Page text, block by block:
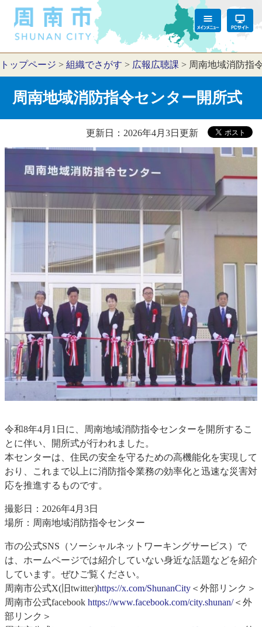
トップページ > 組織でさがす > 広報広聴課 > 周南地域消防指
周南地域消防指令センター開所式
更新日：2026年4月3日更新
令和8年4月1日に、周南地域消防指令センターを開所するこ
とに伴い、開所式が行われました。
本センターは、住民の安全を守るための高機能化を実現して
おり、これまで以上に消防指令業務の効率化と迅速な災害対
応を推進するものです。
撮影日：2026年4月3日
場所：周南地域消防指令センター
​市の公式SNS（ソーシャルネットワーキングサービス）で
は、ホームページでは紹介していない身近な話題などを紹介
しています。ぜひご覧ください。
周南市公式X(旧twitter)https://x.com/ShunanCity ＜外部リンク＞
周南市公式facebook https://www.facebook.com/city.shunan/＜外
部リンク＞